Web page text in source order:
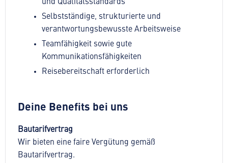
und Qualitätsstandards
Selbstständige, strukturierte und
verantwortungsbewusste Arbeitsweise
Teamfähigkeit sowie gute
Kommunikationsfähigkeiten
Reisebereitschaft erforderlich
Deine Benefits bei uns
Bautarifvertrag
Wir bieten eine faire Vergütung gemäß
Bautarifvertrag.